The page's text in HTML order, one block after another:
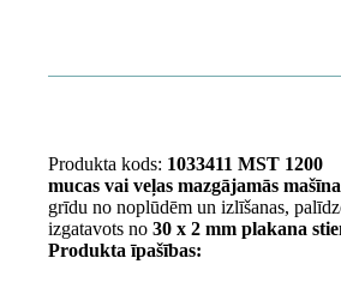
Produkta kods: 1033411 MST 1200
mucas vai veļas mazgājamās
grīdu no noplūdēm un izlīšanas,
izgatavots no 30 x 2 mm plakana
Produkta īpašības: